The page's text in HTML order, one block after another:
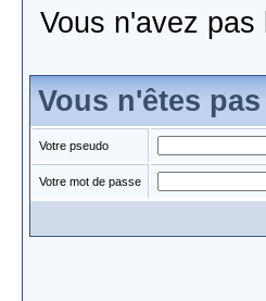
Vous n'avez
Vous n'êtes
Votre pseudo
Votre mot de passe